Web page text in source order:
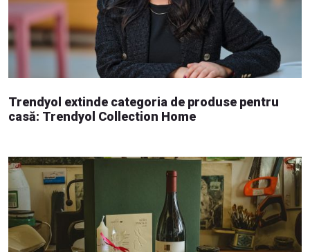
Trendyol extinde categoria de produse pentru
casă: Trendyol Collection Home